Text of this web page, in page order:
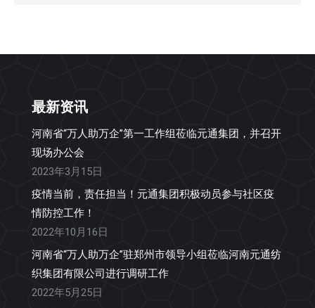
最新资讯
河南省“万人助万企”第一工作组莅临元通集团，并召开
现场办公会
2023年3月15日
疫情当前，责任担当！元通集团积极动员参与社区疫
情防控工作！
2022年10月16日
河南省“万人助万企”驻郑州市领导小组莅临河南元通纺
织集团有限公司进行调研工作
2022年5月25日